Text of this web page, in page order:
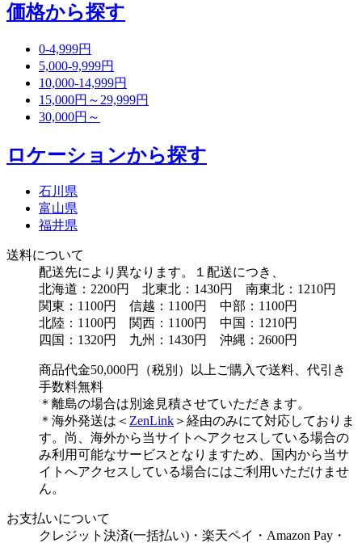
価格から探す
0-4,999円
5,000-9,999円
10,000-14,999円
15,000円～29,999円
30,000円～
ロケーションから探す
石川県
富山県
福井県
送料について
配送先により異なります。１配送につき、
北海道：2200円 北東北：1430円 南東北：1210円
関東：1100円 信越：1100円 中部：1100円
北陸：1100円 関西：1100円 中国：1210円
四国：1320円 九州：1430円 沖縄：2600円
商品代金50,000円（税別）以上ご購入で送料、代引き
手数料無料
＊離島の場合は別途見積させていただきます。
＊海外発送は＜ ZenLink ＞経由のみにて対応しておりま
す。尚、海外から当サイトへアクセスしている場合の
み利用可能なサービスとなりますため、国内から当サ
イトへアクセスしている場合にはご利用いただけませ
ん。
お支払いについて
クレジット決済(一括払い)・楽天ペイ・Amazon Pay・